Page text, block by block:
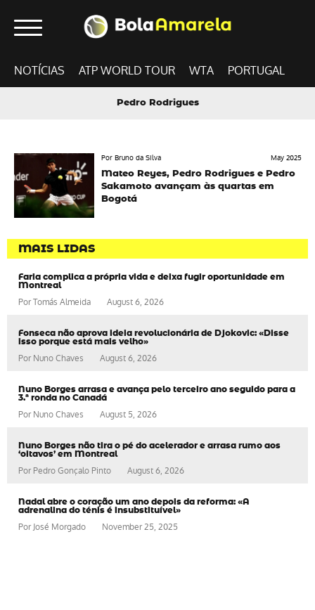
NOTÍCIAS ATP WORLD TOUR WTA PORTUGAL
Pedro Rodrigues
Por Bruno da Silva
May 2025
Mateo Reyes, Pedro Rodrigues e Pedro
Sakamoto avançam às quartas em
Bogotá
MAIS LIDAS
Faria complica a própria vida e deixa fugir oportunidade em
Montreal
PorTomás Almeida August 6, 2026
Fonseca não aprova ideia revolucionária de Djokovic: «Disse
isso porque está mais velho»
Por Nuno Chaves August 6, 2026
Nuno Borges arrasa e avança pelo terceiro ano seguido para a
3.ª ronda no Canadá
PorNuno Chaves August 5, 2026
Nuno Borges não tira o pé do acelerador e arrasa rumo aos
‘oitavos’ em Montreal
Por Pedro Gonçalo Pinto August 6, 2026
Nadal abre o coração um ano depois da reforma: «A
adrenalina do ténis é insubstituível»
PorJosé Morgado November 25, 2025